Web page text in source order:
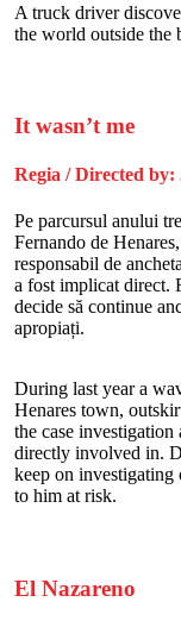
A truck driver
the world outside the
It wasn’t me
Regia / Directed
Pe parcursul anului
Fernando de
responsabil de
a fost implicat direct.
decide să continue
apropiați.
During last year a
Henares town,
the case investigation
directly involved in.
keep on
to him at risk.
El Nazareno